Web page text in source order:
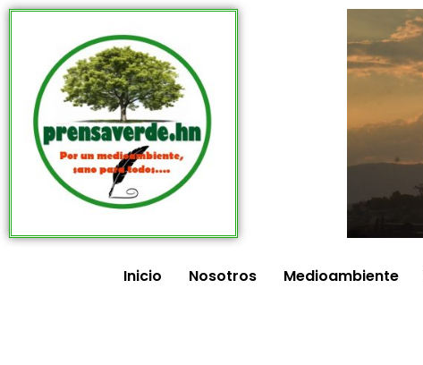
Inicio Nosotros Medioambiente